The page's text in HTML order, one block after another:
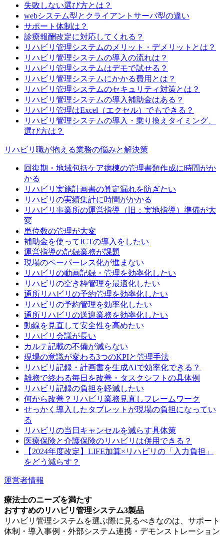
失敗しない選び方とは？
webシステム型とクライアントサーバ型の違い
サポート体制は？
診療報酬改定に対応してくれる？
リハビリ管理システムのメリット・デメリットとは？
リハビリ管理システムの導入の流れは？
リハビリ管理システムはデモで試せる？
リハビリ管理システムにかかる費用とは？
リハビリ管理システムのセキュリティ対策とは？
リハビリ管理システムの導入補助金はある？
リハビリ管理はExcel（エクセル）でもできる？
リハビリ管理システムの導入・乗り換えタイミング、
選び方は？
リハビリ職が抱える業務の悩みと解決策
回復期・地域包括ケア病棟の管理書類作成に時間がか
かる
リハビリ実施計画書の算定漏れを防ぎたい
リハビリの実績集計に時間がかかる
リハビリ事業所の運営指導（旧：実地指導）準備が大
変
単位数の管理が大変
補助金を使ってICTの導入をしたい
運営指導の記録業務が課題
現場のペーパーレス化が進まない
リハビリの動画記録・管理を効率化したい
リハビリの空き枠管理を最適化したい
通所リハビリの予約管理を効率化したい
リハビリの予約管理を効率化したい
通所リハビリの送迎業務を効率化したい
動線を見直して安全性を高めたい
リハビリ会議が長い
カルテ記載の不備が減らない
現場の意識が変わる3つのKPIと管理手法
リハビリ記録・計画書を生成AIで効率化できる？
雑務で終わる毎日を改善・タスクシフトの具体例
リハビリ記録の負担を軽減したい
何から改善？リハビリ業務見直しフレームワーク
せっかく導入したタブレットが現場の負担になってい
る
リハビリの当日キャンセルを減らす具体策
医療保険と介護保険のリハビリは併用できる？
【2024年度改定】LIFE加算×リハビリの「入力負担」
をどう減らす？
運営者情報
療法士のニーズを満たす
おすすめのリハビリ管理システム3製品
リハビリ管理システムを選ぶ際に見るべきなのは、サポート
体制・導入事例・外部システム連携・デモンストレーション